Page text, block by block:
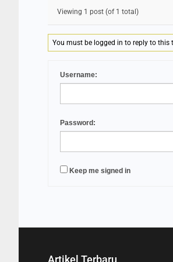
Viewing 1 post (of 1 total)
You must be logged in to reply to this
Username:
Password:
Keep me signed in
Artikel Terbaru